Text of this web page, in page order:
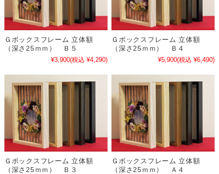
Ｇボックスフレーム 立体額
（深さ25ｍｍ） Ｂ５
¥3,900(税込 ¥4,290)
Ｇボックスフレーム 立体額
（深さ25ｍｍ） Ｂ４
¥5,900(税込 ¥6,490)
Ｇボックスフレーム 立体額
（深さ25ｍｍ） Ｂ３
Ｇボックスフレーム 立体額
（深さ25ｍｍ） Ａ４